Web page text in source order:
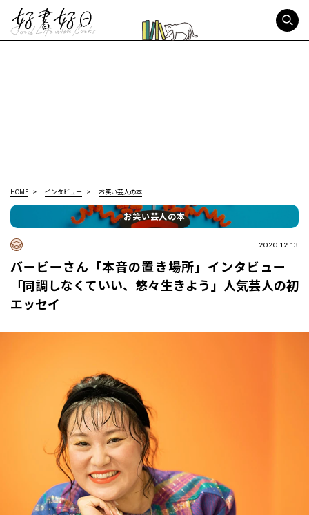
HOME インタビュー お笑い芸人の本
お笑い芸人の本
2020.12.13
バービーさん「本音の置き場所」インタビュー
「同調しなくていい、悠々生きよう」人気芸人の初
エッセイ